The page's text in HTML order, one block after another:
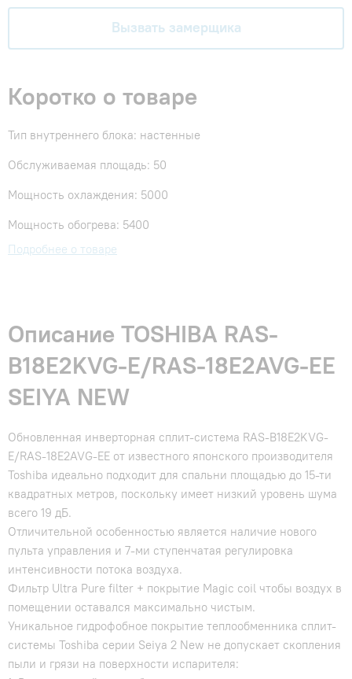
Вызвать замерщика
Коротко о товаре
Тип внутреннего блока: настенные
Обслуживаемая площадь: 50
Мощность охлаждения: 5000
Мощность обогрева: 5400
Подробнее о товаре
Описание TOSHIBA RAS-
B18E2KVG-E/RAS-18E2AVG-EE
SEIYA NEW
Обновленная инверторная сплит-система RAS-B18E2KVG-
E/RAS-18E2AVG-EE от известного японского производителя
Toshiba идеально подходит для спальни площадью до 15-ти
квадратных метров, поскольку имеет низкий уровень шума
всего 19 дБ.
Отличительной особенностью является наличие нового
пульта управления и 7-ми ступенчатая регулировка
интенсивности потока воздуха.
Фильтр Ultra Pure filter + покрытие Magic coil чтобы воздух в
помещении оставался максимально чистым.
Уникальное гидрофобное покрытие теплообменника сплит-
системы Toshiba серии Seiya 2 New не допускает скопления
пыли и грязи на поверхности испарителя: